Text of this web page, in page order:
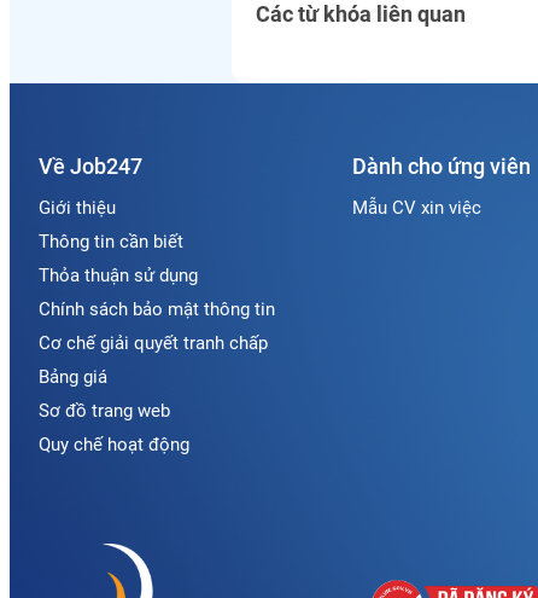
Các từ khóa liên quan
Về Job247
Giới thiệu
Thông tin cần biết
Thỏa thuận sử dụng
Chính sách bảo mật thông tin
Cơ chế giải quyết tranh chấp
Bảng giá
Sơ đồ trang web
Quy chế hoạt động
Dành cho ứng viên
Mẫu CV xin việc